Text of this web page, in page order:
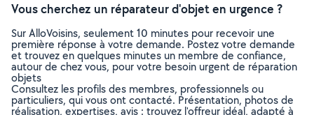
Vous cherchez un réparateur d'objet en urgence ?
Sur AlloVoisins, seulement 10 minutes pour recevoir une
première réponse à votre demande. Postez votre demande
et trouvez en quelques minutes un membre de confiance,
autour de chez vous, pour votre besoin urgent de réparation
objets
Consultez les profils des membres, professionnels ou
particuliers, qui vous ont contacté. Présentation, photos de
réalisation, expertises, avis : trouvez l'offreur idéal, adapté à